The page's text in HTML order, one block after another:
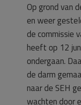
Op grond van
en weer
de commissie
heeft op 12
ondergaan.
de darm
naar de SEH
wachten door